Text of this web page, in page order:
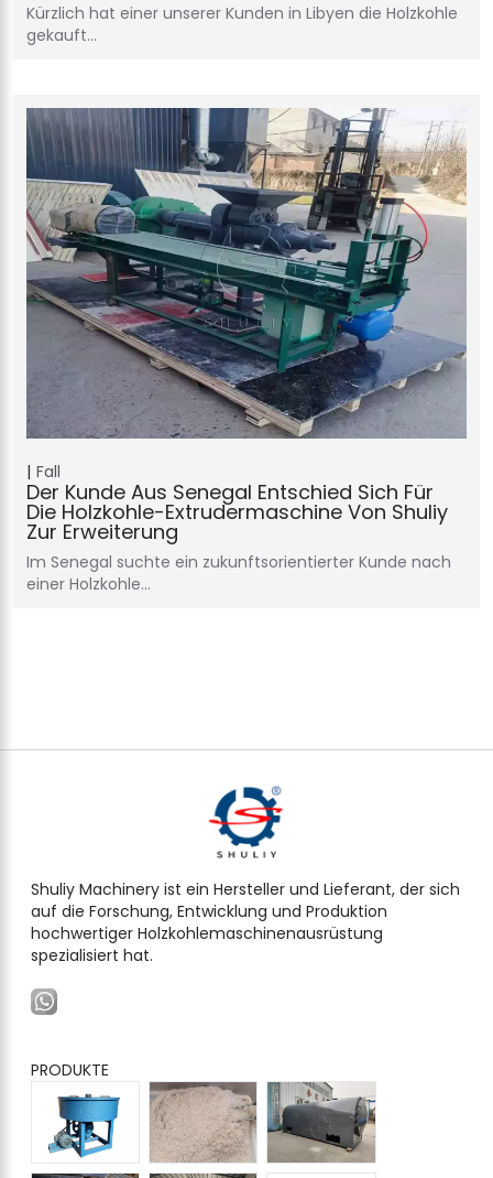
Kürzlich hat einer unserer Kunden in Libyen die Holzkohle
gekauft…
Fall
Der Kunde Aus Senegal Entschied Sich Für
Die Holzkohle-Extrudermaschine Von Shuliy
Zur Erweiterung
Im Senegal suchte ein zukunftsorientierter Kunde nach
einer Holzkohle…
Shuliy Machinery ist ein Hersteller und Lieferant, der sich
auf die Forschung, Entwicklung und Produktion
hochwertiger Holzkohlemaschinenausrüstung
spezialisiert hat.
PRODUKTE